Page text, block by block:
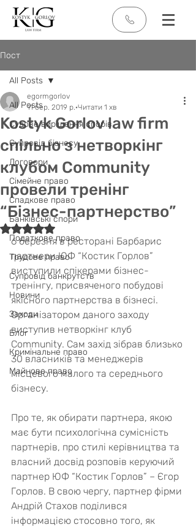
Пост
All Posts
Судове вирішення спорів
Супровід бізнесу
Договори
Сімейне право
Спадкове право
Банківські спори
Податкове право
Трудове право
Супровід банкрутств
Новини
Заходи
Блог
Кримінальне право
Майнове право
All Posts
Kostyk Gorlov law firm
спільно з нетворкінг
клубом Community
провели тренінг
“Бізнес-партнерство”
egormgorlov
11 бер. 2019 р. Читати 1 хв
Оцінка: NaN з 5 зірок.
6 березня в ресторані Барбарис
партнери ЮФ “Костик Горлов”
виступили спікерами бізнес-
тренінгу, присвяченого побудові
якісного партнерства в бізнесі.
Організатором даного заходу
виступив нетворкінг клуб
Community. Сам захід зібрав близько
30 власників та менеджерів
місцевого малого та середнього
бізнесу.
Про те, як обирати партнера, якою
має бути психологічна сумісність
партнерів, про стилі керівництва та
власний досвід розповів керуючий
партнер ЮФ “Костик Горлов” – Єгор
Горлов. В свою чергу, партнер фірми
Андрій Стахов поділився
інформацією стосовно того, як